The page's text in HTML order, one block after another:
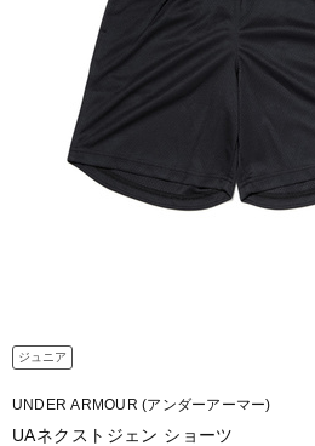
ジュニア
UNDER ARMOUR (アンダーアーマー)
UAネクストジェン ショーツ